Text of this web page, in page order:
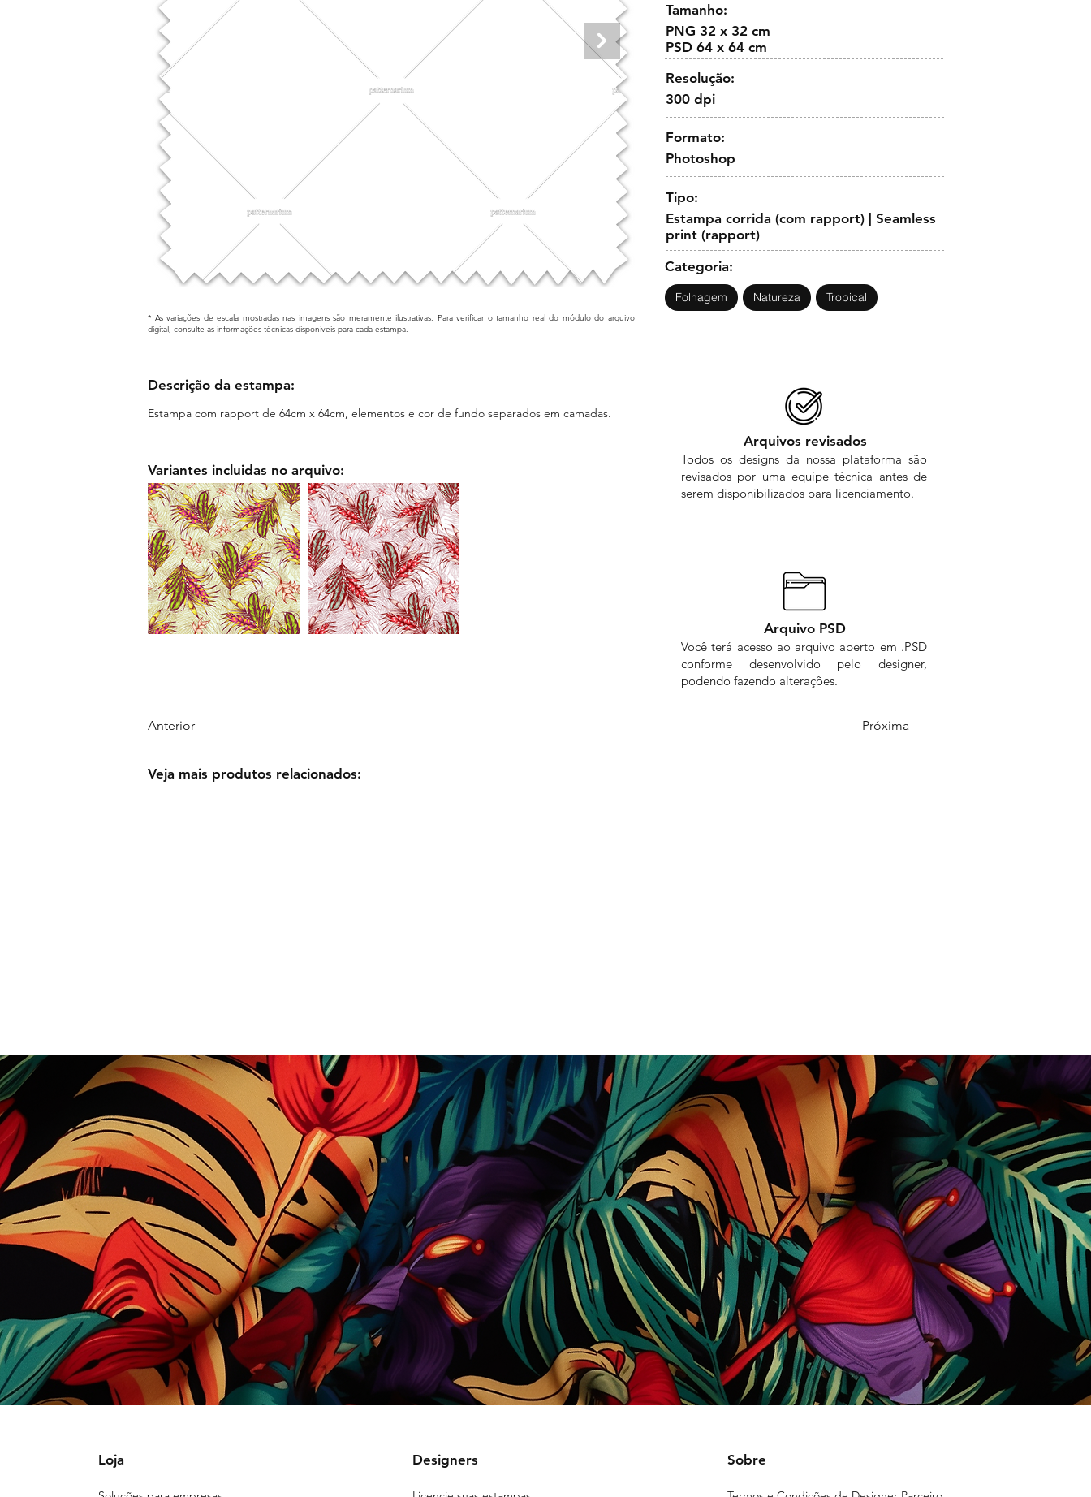
* As variações de escala mostradas nas imagens são meramente ilustrativas. Para verificar o tamanho real do módulo do arquivo
digital, consulte as informações técnicas disponíveis para cada estampa.
Tamanho:
PNG 32 x 32 cm
PSD 64 x 64 cm
Resolução:
300 dpi
Formato:
Photoshop
Tipo:
Estampa corrida (com rapport) | Seamless
print (rapport)
Categoria:
Folhagem Natureza Tropical
Descrição da estampa:
Estampa com rapport de 64cm x 64cm, elementos e cor de fundo separados em camadas.
Variantes incluidas no arquivo:
Arquivos revisados
Todos os designs da nossa plataforma são
revisados por uma equipe técnica antes de
serem disponibilizados para licenciamento.
Arquivo PSD
Você terá acesso ao arquivo aberto em .PSD
conforme desenvolvido pelo designer,
podendo fazendo alterações.
Anterior Próxima
Veja mais produtos relacionados:
Loja Designers Sobre